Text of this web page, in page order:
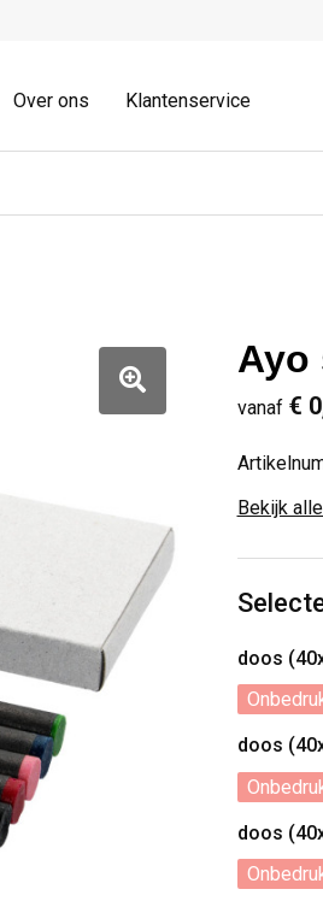
Over ons Klantenservice
Ayo
vanaf €
Bekijk
doos
doos
doos